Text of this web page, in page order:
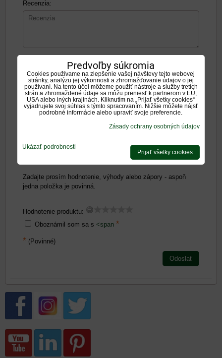
Recenzia:
Negatíva:
Zadajte prosím hodnotenie, výhody alebo zápory - aspoň
jedna položka je povinná.
Hodnotenie produktu:
Oboznámil som sa s <span *
* (Povinné)
Odoslať
Predvoľby súkromia
Cookies používame na zlepšenie vašej návštevy tejto webovej
stránky, analýzu jej výkonnosti a zhromažďovanie údajov o jej
používaní. Na tento účel môžeme použiť nástroje a služby tretích
strán a zhromaždené údaje sa môžu preniesť k partnerom v EÚ,
USA alebo iných krajinách. Kliknutím na „Prijať všetky cookies“
vyjadrujete svoj súhlas s týmto spracovaním. Nižšie môžete nájsť
podrobné informácie alebo upraviť svoje preferencie.
Zásady ochrany osobných údajov
Ukázať podrobnosti
Prijať všetky cookies